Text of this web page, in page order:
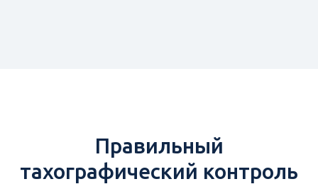
Правильный
тахографический контроль